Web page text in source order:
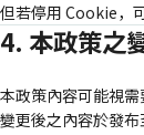
但若停用 Cookie，
4. 本政策之
本政策內容可能視需
變更後之內容於發布